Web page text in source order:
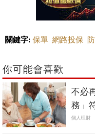
關鍵字: 保單 網路投保
你可能會喜歡
不必
務」
個人理財